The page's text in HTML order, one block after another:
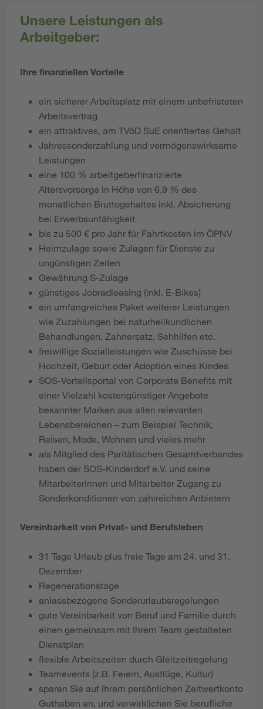
Unsere Leistungen als
Arbeitgeber:
Ihre finanziellen Vorteile
ein sicherer Arbeitsplatz mit einem unbefristeten
Arbeitsvertrag
ein attraktives, am TVöD SuE orientiertes Gehalt
Jahressonderzahlung und vermögenswirksame
Leistungen
eine 100 % arbeitgeberfinanzierte
Altersvorsorge in Höhe von 6,9 % des
monatlichen Bruttogehaltes inkl. Absicherung
bei Erwerbsunfähigkeit
bis zu 500 € pro Jahr für Fahrtkosten im ÖPNV
Heimzulage sowie Zulagen für Dienste zu
ungünstigen Zeiten
Gewährung S-Zulage
günstiges Jobradleasing (inkl. E-Bikes)
ein umfangreiches Paket weiterer Leistungen
wie Zuzahlungen bei naturheilkundlichen
Behandlungen, Zahnersatz, Sehhilfen etc.
freiwillige Sozialleistungen wie Zuschüsse bei
Hochzeit, Geburt oder Adoption eines Kindes
SOS-Vorteilsportal von Corporate Benefits mit
einer Vielzahl kostengünstiger Angebote
bekannter Marken aus allen relevanten
Lebensbereichen – zum Beispiel Technik,
Reisen, Mode, Wohnen und vieles mehr
als Mitglied des Paritätischen Gesamtverbandes
haben der SOS-Kinderdorf e.V. und seine
Mitarbeiterinnen und Mitarbeiter Zugang zu
Sonderkonditionen von zahlreichen Anbietern
Vereinbarkeit von Privat- und Berufsleben
31 Tage Urlaub plus freie Tage am 24. und 31.
Dezember
Regenerationstage
anlassbezogene Sonderurlaubsregelungen
gute Vereinbarkeit von Beruf und Familie durch
einen gemeinsam mit Ihrem Team gestalteten
Dienstplan
flexible Arbeitszeiten durch Gleitzeitregelung
Teamevents (z.B. Feiern, Ausflüge, Kultur)
sparen Sie auf Ihrem persönlichen Zeitwertkonto
Guthaben an, und verwirklichen Sie berufliche